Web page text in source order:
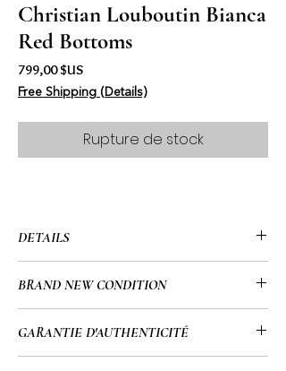
Christian Louboutin Bianca
Red Bottoms
799,00 $USPrix
Free Shipping (Details)
Rupture de stock
DETAILS
• Bianca
• EU Size 38 1/2 US 7.5 (Louboutin
suggest getting a half size smaller than
BRAND NEW CONDITION
GARANTIE D'AUTHENTICITÉ